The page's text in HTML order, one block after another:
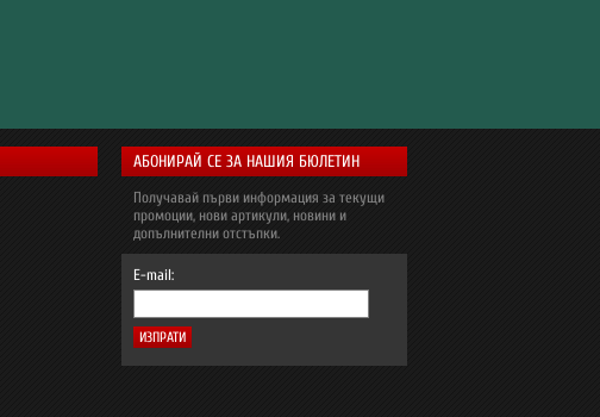
АБОНИРАЙ СЕ ЗА НАШИЯ БЮЛЕТИН
Получавай първи информация за текущи
промоции, нови артикули, новини и
допълнителни отстъпки.
E-mail: